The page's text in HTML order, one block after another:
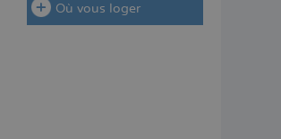
Où vous loger